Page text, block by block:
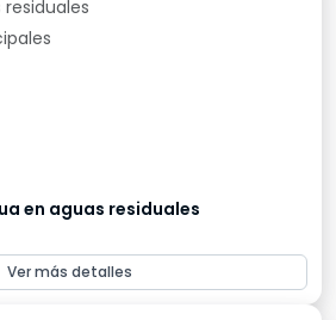
en aguas residuales
Ver más detalles